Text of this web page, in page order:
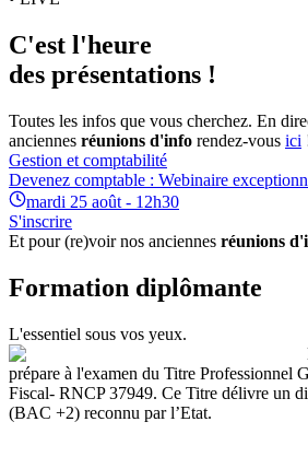
C'est l'heure
des présentations !
Toutes les infos que vous cherchez. En
anciennes réunions d'info rendez-vous ici
Gestion et comptabilité
Devenez comptable : Webinaire
mardi 25 août - 12h30
S'inscrire
Et pour (re)voir nos anciennes réunions
Formation diplômante
L'essentiel sous vos yeux.
prépare à l'examen du Titre Professionnel
Fiscal- RNCP 37949. Ce Titre délivre un
(BAC +2) reconnu par l’Etat.